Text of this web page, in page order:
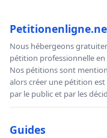
Nous hébergeons
pétition professionnelle
Nos pétitions sont
alors créer une pétition
par le public et par les
Guides